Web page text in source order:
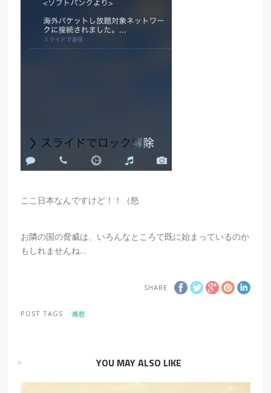
ここ日本なんですけど！！（怒
お隣の国の脅威は、いろんなところで既に始まっているのか
もしれませんね…
SHARE
POST TAGS 感想
YOU MAY ALSO LIKE